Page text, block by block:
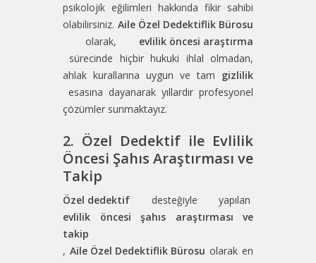
psikolojik eğilimleri hakkında fikir sahibi
olabilirsiniz. Aile Özel Dedektiflik Bürosu
olarak, evlilik öncesi araştırma
sürecinde hiçbir hukuki ihlal olmadan,
ahlak kurallarına uygun ve tam gizlilik
esasına dayanarak yıllardır profesyonel
çözümler sunmaktayız.
2. Özel Dedektif ile Evlilik
Öncesi Şahıs Araştırması ve
Takip
Özel dedektif desteğiyle yapılan
evlilik öncesi şahıs araştırması ve
takip
, Aile Özel Dedektiflik Bürosu olarak en